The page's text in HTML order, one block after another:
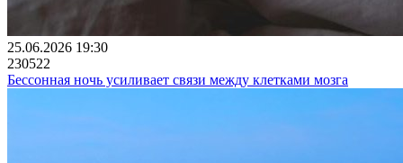
25.06.2026 19:30
230522
Бессонная ночь усиливает связи между клетками мозга